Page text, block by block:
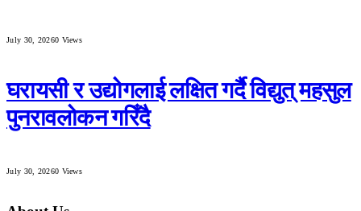
July 30, 20260 Views
घरायसी र उद्योगलाई लक्षित गर्दै विद्युत् महसुल
पुनरावलोकन गरिँदै
July 30, 20260 Views